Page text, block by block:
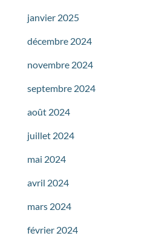
janvier 2025
décembre 2024
novembre 2024
septembre 2024
août 2024
juillet 2024
mai 2024
avril 2024
mars 2024
février 2024